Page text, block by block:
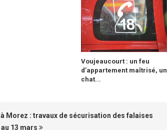
Voujeaucourt : un feu
d’appartement maîtrisé, un
chat...
à Morez : travaux de sécurisation des falaises
au 13 mars